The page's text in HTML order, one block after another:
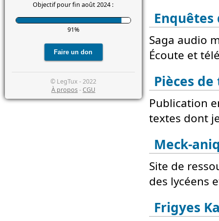
Objectif pour fin août 2024 :
91%
© LegTux - 2022
À propos-CGU
Saga audio
Écoute et
Pièces
Publication
textes dont
Meck-
Site de
des lycéens
Frigyes